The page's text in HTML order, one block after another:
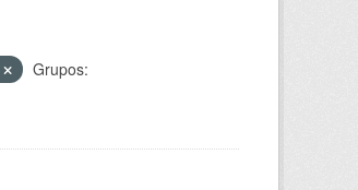
Grupos: